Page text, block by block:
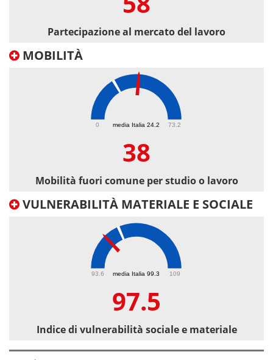
Partecipazione al mercato del lavoro
MOBILITÀ
media Italia 24.2
0 73.2
38
Mobilità fuori comune per studio o lavoro
VULNERABILITÀ MATERIALE E SOCIALE
media Italia 99.3
93.6 109
97.5
Indice di vulnerabilità sociale e materiale